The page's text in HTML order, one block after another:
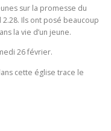
sur la promesse du
Ils ont posé beaucoup
la vie d’un jeune.
26 février.
cette église trace le